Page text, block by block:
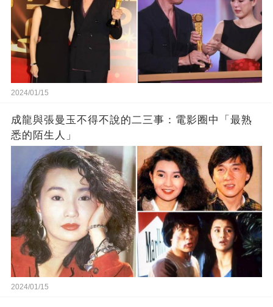
2024/01/15
成龍與張曼玉不得不說的二三事：電影圈中「最熟
悉的陌生人」
2024/01/15